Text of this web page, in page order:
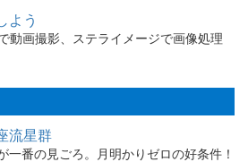
よう
動画撮影、ステライメージで画像処理
流星群
一番の見ごろ。月明かりゼロの好条件！